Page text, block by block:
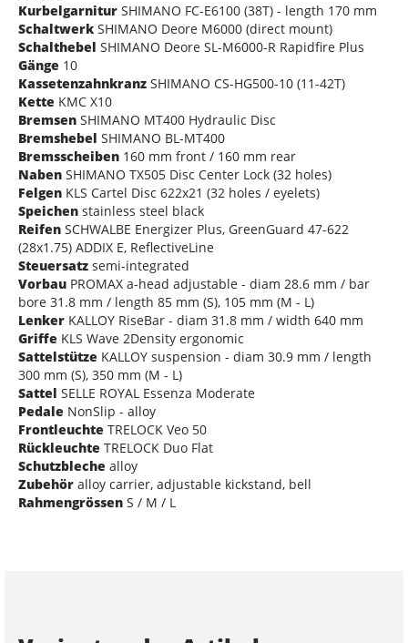
Kurbelgarnitur SHIMANO FC-E6100 (38T) - length 170 mm
Schaltwerk SHIMANO Deore M6000 (direct mount)
Schalthebel SHIMANO Deore SL-M6000-R Rapidfire Plus
Gänge 10
Kassetenzahnkranz SHIMANO CS-HG500-10 (11-42T)
Kette KMC X10
Bremsen SHIMANO MT400 Hydraulic Disc
Bremshebel SHIMANO BL-MT400
Bremsscheiben 160 mm front / 160 mm rear
Naben SHIMANO TX505 Disc Center Lock (32 holes)
Felgen KLS Cartel Disc 622x21 (32 holes / eyelets)
Speichen stainless steel black
Reifen SCHWALBE Energizer Plus, GreenGuard 47-622
(28x1.75) ADDIX E, ReflectiveLine
Steuersatz semi-integrated
Vorbau PROMAX a-head adjustable - diam 28.6 mm / bar
bore 31.8 mm / length 85 mm (S), 105 mm (M - L)
Lenker KALLOY RiseBar - diam 31.8 mm / width 640 mm
Griffe KLS Wave 2Density ergonomic
Sattelstütze KALLOY suspension - diam 30.9 mm / length
300 mm (S), 350 mm (M - L)
Sattel SELLE ROYAL Essenza Moderate
Pedale NonSlip - alloy
Frontleuchte TRELOCK Veo 50
Rückleuchte TRELOCK Duo Flat
Schutzbleche alloy
Zubehör alloy carrier, adjustable kickstand, bell
Rahmengrössen S / M / L